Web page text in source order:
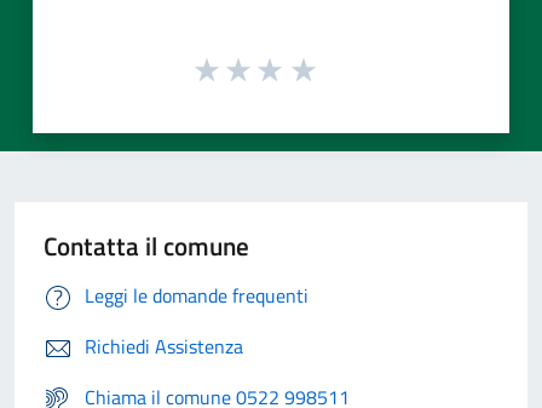
Contatta il comune
Leggi le domande frequenti
Richiedi Assistenza
Chiama il comune 0522 998511